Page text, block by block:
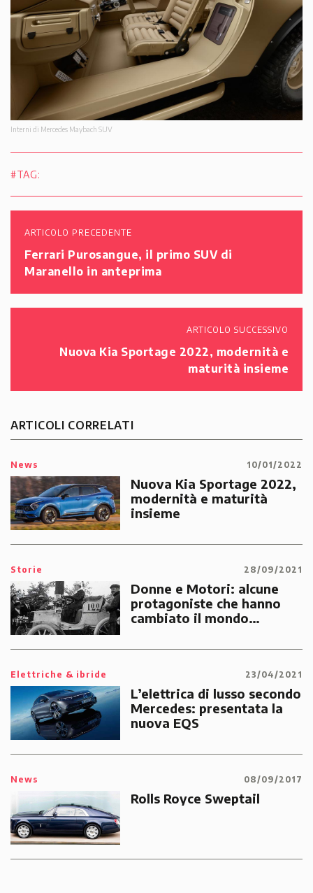
Interni di Mercedes Maybach SUV
#TAG:
ARTICOLO PRECEDENTE
Ferrari Purosangue, il primo SUV di
Maranello in anteprima
ARTICOLO SUCCESSIVO
Nuova Kia Sportage 2022, modernità e
maturità insieme
ARTICOLI CORRELATI
News 10/01/2022
Nuova Kia Sportage 2022,
modernità e maturità
insieme
Storie 28/09/2021
Donne e Motori: alcune
protagoniste che hanno
cambiato il mondo
Elettriche & ibride 23/04/2021
L’elettrica di lusso secondo
Mercedes: presentata la
nuova EQS
News 08/09/2017
Rolls Royce Sweptail